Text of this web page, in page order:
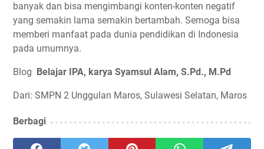
banyak dan bisa mengimbangi konten-konten negatif
yang semakin lama semakin bertambah. Semoga bisa
memberi manfaat pada dunia pendidikan di Indonesia
pada umumnya.
Blog Belajar IPA, karya Syamsul Alam, S.Pd., M.Pd
Dari: SMPN 2 Unggulan Maros, Sulawesi Selatan, Maros
Berbagi